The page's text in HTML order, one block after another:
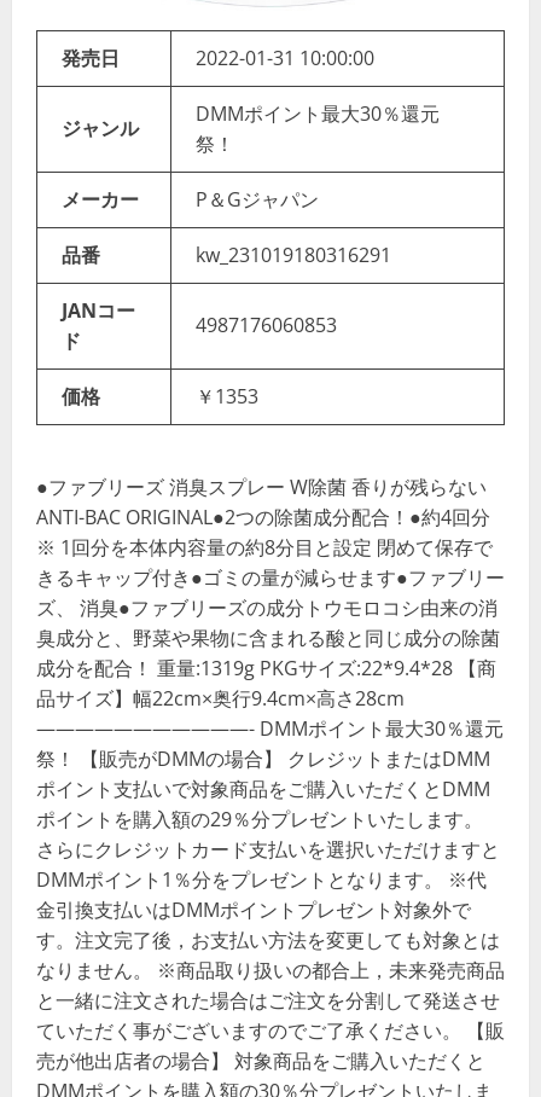
発売日 2022-01-31 10:00:00
ジャンル
DMMポイント最大30％還元
祭！
メーカー P＆Gジャパン
品番 kw_231019180316291
JANコー
ド
4987176060853
価格 ￥1353
●ファブリーズ 消臭スプレー W除菌 香りが残らない
ANTI-BAC ORIGINAL●2つの除菌成分配合！●約4回分
※ 1回分を本体内容量の約8分目と設定 閉めて保存で
きるキャップ付き●ゴミの量が減らせます●ファブリー
ズ、 消臭●ファブリーズの成分トウモロコシ由来の消
臭成分と、野菜や果物に含まれる酸と同じ成分の除菌
成分を配合！ 重量:1319g PKGサイズ:22*9.4*28 【商
品サイズ】幅22cm×奥行9.4cm×高さ28cm
———————————- DMMポイント最大30％還元
祭！ 【販売がDMMの場合】 クレジットまたはDMM
ポイント支払いで対象商品をご購入いただくとDMM
ポイントを購入額の29％分プレゼントいたします。
さらにクレジットカード支払いを選択いただけますと
DMMポイント1％分をプレゼントとなります。 ※代
金引換支払いはDMMポイントプレゼント対象外で
す。注文完了後，お支払い方法を変更しても対象とは
なりません。 ※商品取り扱いの都合上，未来発売商品
と一緒に注文された場合はご注文を分割して発送させ
ていただく事がございますのでご了承ください。 【販
売が他出店者の場合】 対象商品をご購入いただくと
DMMポイントを購入額の30％分プレゼントいたしま